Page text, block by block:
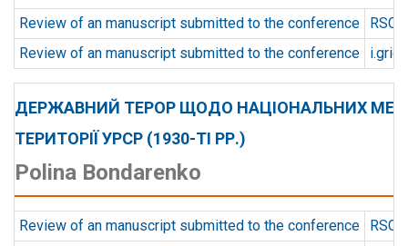
Review of an manuscript submitted to the conference
Review of an manuscript submitted to the conference
ДЕРЖАВНИЙ ТЕРОР ЩОДО НАЦІОНАЛЬНИХ
ТЕРИТОРІЇ УРСР (1930-ТІ РР.)
Polina Bondarenko
Review of an manuscript submitted to the conference